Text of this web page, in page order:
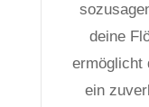
deine
ermöglicht
ein